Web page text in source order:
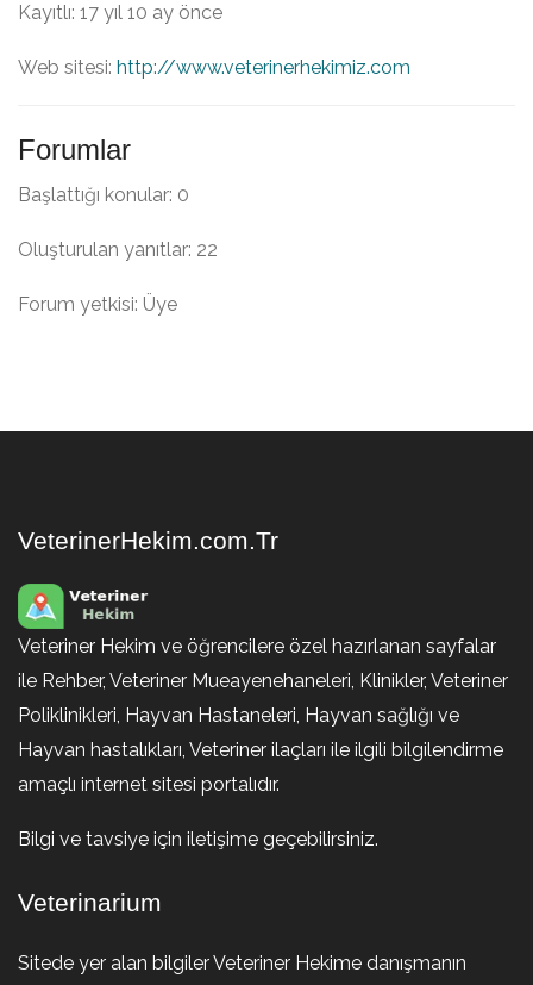
Kayıtlı: 17 yıl 10 ay önce
Web sitesi: http://www.veterinerhekimiz.com
Forumlar
Başlattığı konular: 0
Oluşturulan yanıtlar: 22
Forum yetkisi: Üye
VeterinerHekim.com.Tr
Veteriner Hekim ve öğrencilere özel hazırlanan sayfalar
ile Rehber, Veteriner Mueayenehaneleri, Klinikler, Veteriner
Poliklinikleri, Hayvan Hastaneleri, Hayvan sağlığı ve
Hayvan hastalıkları, Veteriner ilaçları ile ilgili bilgilendirme
amaçlı internet sitesi portalıdır.
Bilgi ve tavsiye için iletişime geçebilirsiniz.
Veterinarium
Sitede yer alan bilgiler Veteriner Hekime danışmanın